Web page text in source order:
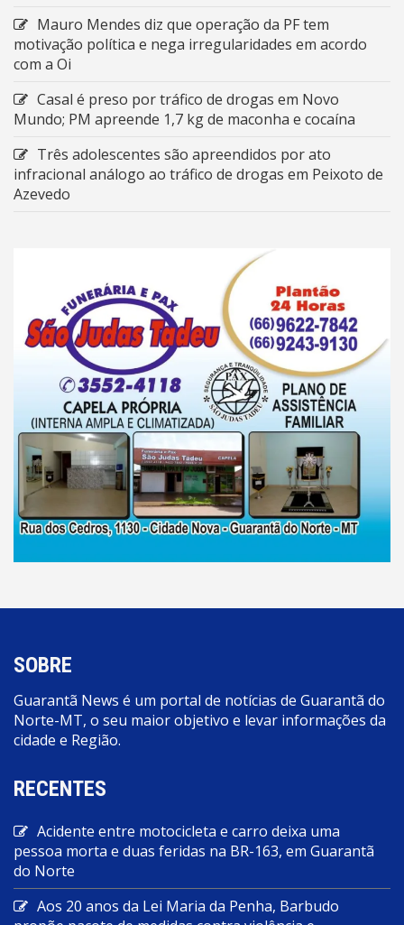
Mauro Mendes diz que operação da PF tem
motivação política e nega irregularidades em acordo
com a Oi
Casal é preso por tráfico de drogas em Novo
Mundo; PM apreende 1,7 kg de maconha e cocaína
Três adolescentes são apreendidos por ato
infracional análogo ao tráfico de drogas em Peixoto de
Azevedo
SOBRE
Guarantã News é um portal de notícias de Guarantã do
Norte-MT, o seu maior objetivo e levar informações da
cidade e Região.
RECENTES
Acidente entre motocicleta e carro deixa uma
pessoa morta e duas feridas na BR-163, em Guarantã
do Norte
Aos 20 anos da Lei Maria da Penha, Barbudo